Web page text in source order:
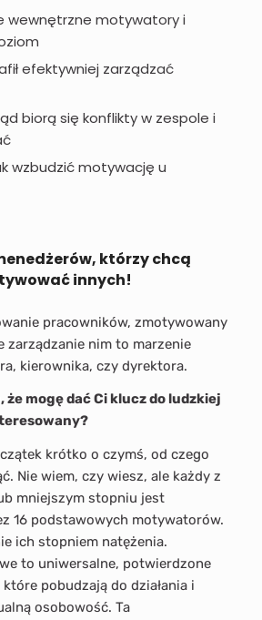
wewnętrzne motywatory i
efektywniej zarządzać
biorą się konflikty w zespole i
wzbudzić motywację u
którzy chcą
innych!
pracowników, zmotywowany
zarządzanie nim to marzenie
kierownika, czy dyrektora.
że mogę dać Ci klucz do ludzkiej
krótko o czymś, od czego
Nie wiem, czy wiesz, ale każdy z
mniejszym stopniu jest
16 podstawowych motywatorów.
ich stopniem natężenia.
to uniwersalne, potwierdzone
pobudzają do działania i
osobowość. Ta